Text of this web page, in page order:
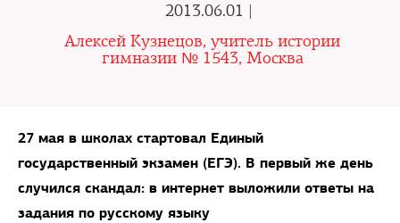
2013.06.01 |
Алексей Кузнецов, учитель истории
гимназии № 1543, Москва
27 мая в школах стартовал Единый
государственный экзамен (ЕГЭ). В первый же день
случился скандал: в интернет выложили ответы на
задания по русскому языку